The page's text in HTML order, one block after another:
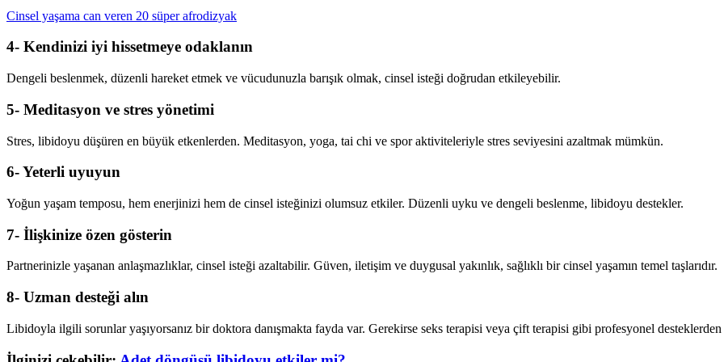
Cinsel yaşama can veren 20 süper afrodizyak
4- Kendinizi iyi hissetmeye odaklanın
Dengeli beslenmek, düzenli hareket etmek ve vücudunuzla barışık olmak, cinsel isteği doğrudan etkileyebilir.
5- Meditasyon ve stres yönetimi
Stres, libidoyu düşüren en büyük etkenlerden. Meditasyon, yoga, tai chi ve spor aktiviteleriyle stres seviyesini azaltmak mümkün.
6- Yeterli uyuyun
Yoğun yaşam temposu, hem enerjinizi hem de cinsel isteğinizi olumsuz etkiler. Düzenli uyku ve dengeli beslenme, libidoyu destekler.
7- İlişkinize özen gösterin
Partnerinizle yaşanan anlaşmazlıklar, cinsel isteği azaltabilir. Güven, iletişim ve duygusal yakınlık, sağlıklı bir cinsel yaşamın temel taşlarıdır.
8- Uzman desteği alın
Libidoyla ilgili sorunlar yaşıyorsanız bir doktora danışmakta fayda var. Gerekirse seks terapisi veya çift terapisi gibi profesyonel desteklerden